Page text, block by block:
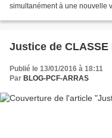
simultanément à une nouvelle
Justice de
Publié le 13/01/2016 à 18:11
Par BLOG-PCF-ARRAS